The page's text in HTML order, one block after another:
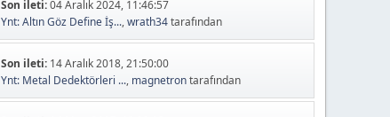
Son ileti:04 Aralık 2024, 11:46:57
Ynt: Altın Göz Define İş...,wrath34tarafından
Son ileti: 14 Aralık 2018, 21:50:00
Ynt: Metal Dedektörleri ..., magnetrontarafından